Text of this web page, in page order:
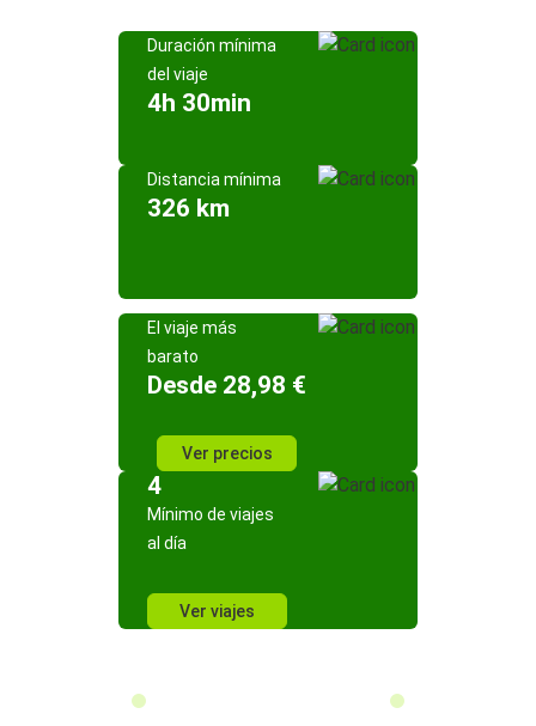
Duración mínima
del viaje
4h 30min
Distancia mínima
326 km
El viaje más
barato
Desde 28,98 €
Ver precios
4
Mínimo de viajes
al día
Ver viajes